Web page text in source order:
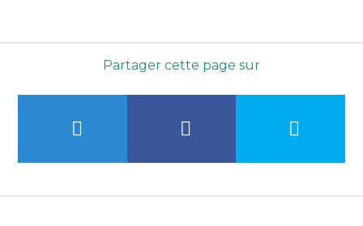
Partager cette page sur